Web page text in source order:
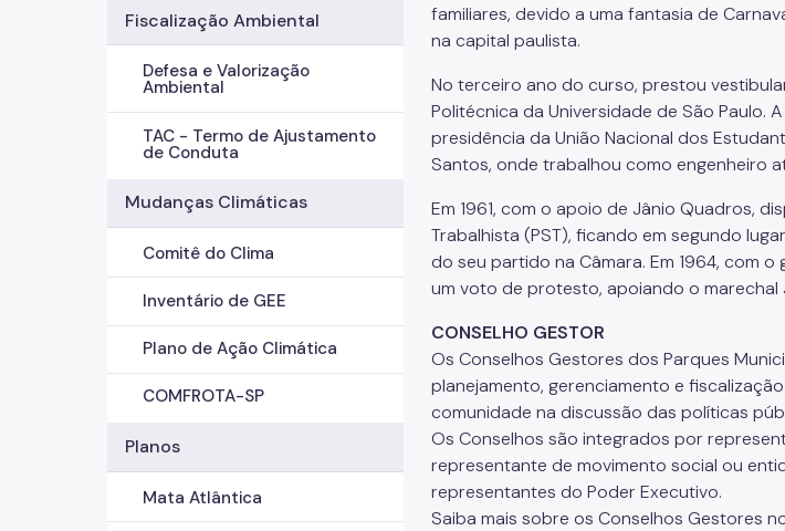
Fiscalização Ambiental
Defesa e Valorização
Ambiental
TAC - Termo de Ajustamento
de Conduta
Mudanças Climáticas
Comitê do Clima
Inventário de GEE
Plano de Ação Climática
COMFROTA-SP
Planos
Mata Atlântica
familiares, devido a uma fantasia de
na capital paulista.
No terceiro ano do curso, prestou
Politécnica da Universidade de São Paulo.
presidência da União Nacional dos
Santos, onde trabalhou como engenheiro
Em 1961, com o apoio de Jânio Quadros,
Trabalhista (PST), ficando em segundo
do seu partido na Câmara. Em 1964, com
um voto de protesto, apoiando o
CONSELHO GESTOR
Os Conselhos Gestores dos Parques
planejamento, gerenciamento e
comunidade na discussão das políticas
Os Conselhos são integrados por
representante de movimento social ou
representantes do Poder Executivo.
Saiba mais sobre os Conselhos Gestores